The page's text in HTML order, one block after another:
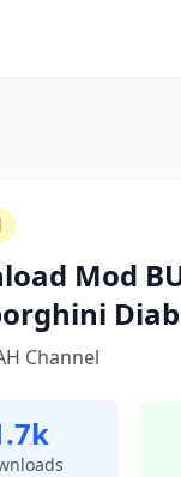
Mod
Channel